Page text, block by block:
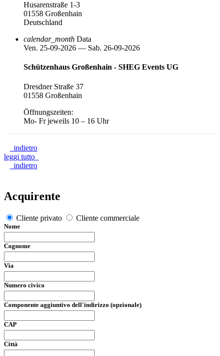
Husarenstraße 1-3
01558 Großenhain
Deutschland
calendar_month Data
Ven. 25-09-2026 — Sab. 26-09-2026
Schützenhaus Großenhain - SHEG Events UG
Dresdner Straße 37
01558 Großenhain
Öffnungszeiten:
Mo- Fr jeweils 10 – 16 Uhr
indietro
leggi tutto
indietro
Acquirente
Cliente privato Cliente commerciale
Nome
Cognome
Via
Numero civico
Componente aggiuntivo dell'indirizzo (opzionale)
CAP
Città